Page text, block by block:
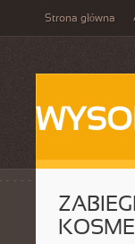
Strona główna